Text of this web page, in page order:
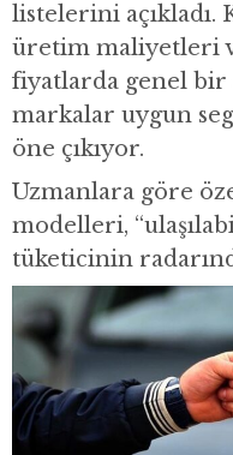
listelerini açıkladı.
üretim maliyetleri
fiyatlarda genel bir
markalar uygun
öne çıkıyor.
Uzmanlara göre
modelleri,
tüketicinin